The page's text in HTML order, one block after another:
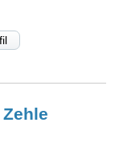
Zehle